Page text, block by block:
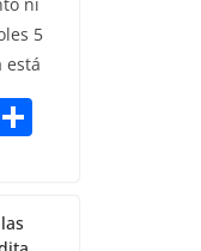
ar
e
5
está